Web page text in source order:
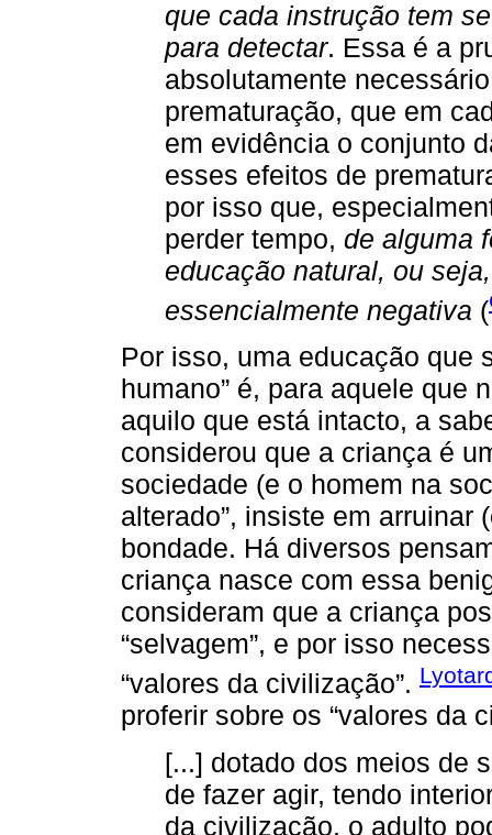
que cada instrução tem
para detectar. Essa é a
absolutamente
prematuração, que em
em evidência o conjunto
esses efeitos de
por isso que,
perder tempo, de alguma
educação natural, ou
essencialmente negativa (
Por isso, uma educação que
humano” é, para aquele que
aquilo que está intacto, a
considerou que a criança é
sociedade (e o homem na
alterado”, insiste em
bondade. Há diversos
criança nasce com essa
consideram que a criança
“selvagem”, e por isso
“valores da civilização”.
proferir sobre os “valores da
[...] dotado dos meios de
de fazer agir, tendo
da civilização, o adulto